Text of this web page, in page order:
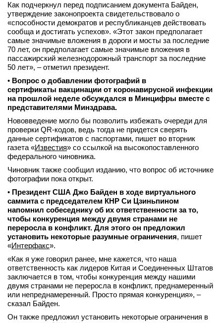
Как подчеркнул перед подписанием документа Байден,
утверждение законопроекта свидетельствовало о
«способности демократов и республиканцев действовать
сообща и достигать успехов». «Этот закон предполагает
самые значимые вложения в дороги и мосты за последние
70 лет, он предполагает самые значимые вложения в
пассажирский железнодорожный транспорт за последние
50 лет», – отметил президент.
• Вопрос о добавлении фотографий в
сертификаты вакцинации от коронавирусной инфекции
на прошлой неделе обсуждался в Минцифры вместе с
представителями Минздрава.
Нововведение могло бы позволить избежать очереди для
проверки QR-кодов, ведь тогда не придется сверять
данные сертификатов с паспортами, пишет во вторник
газета «Известия» со ссылкой на высокопоставленного
федерального чиновника.
Чиновник также сообщил изданию, что вопрос об источнике
фотографии пока открыт.
• Президент США Джо Байден в ходе виртуального
саммита с председателем КНР Си Цзиньпином
напомнил собеседнику об их ответственности за то,
чтобы конкуренция между двумя странами не
переросла в конфликт. Для этого он предложил
установить некоторые разумные ограничения, пишет
«Интерфакс».
«Как я уже говорил ранее, мне кажется, что наша
ответственность как лидеров Китая и Соединенных Штатов
заключается в том, чтобы конкуренция между нашими
двумя странами не переросла в конфликт, преднамеренный
или непреднамеренный. Просто прямая конкуренция», –
сказал Байден.
Он также предложил установить некоторые ограничения в